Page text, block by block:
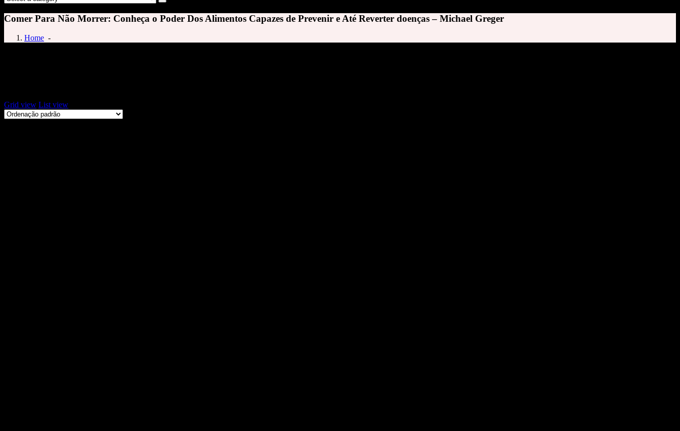
Comer Para Não Morrer: Conheça o Poder Dos Alimentos Capazes de Prevenir e Até Reverter doenças – Michael Greger
Home -
Grid view List view